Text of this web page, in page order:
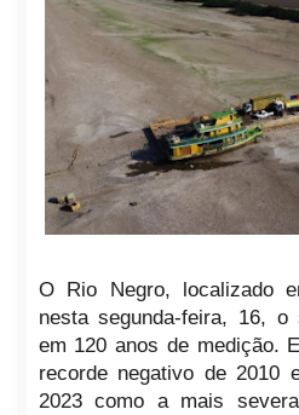
O Rio Negro, localizado
nesta segunda-feira, 16,
em 120 anos de medição.
recorde negativo de 2010
2023 como a mais